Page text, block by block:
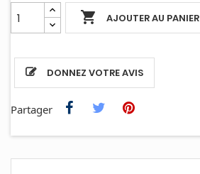
 AJOUTER AU PANIER
DONNEZ VOTRE AVIS
Partager